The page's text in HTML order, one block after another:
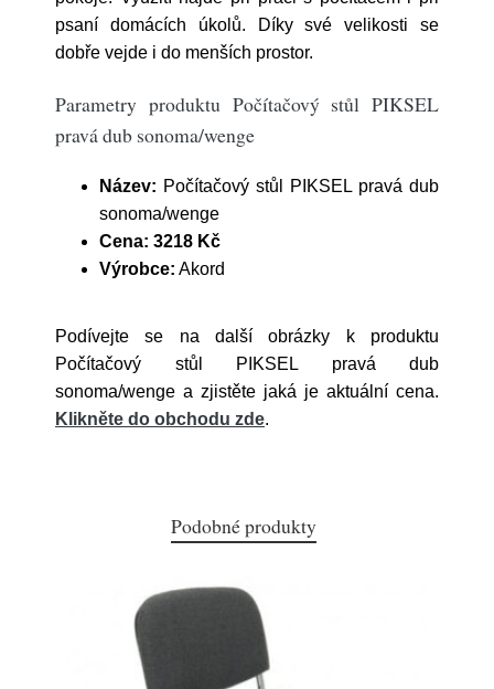
psaní domácích úkolů. Díky své velikosti se
dobře vejde i do menších prostor.
Parametry produktu Počítačový stůl PIKSEL
pravá dub sonoma/wenge
Název: Počítačový stůl PIKSEL pravá dub
sonoma/wenge
Cena: 3218 Kč
Výrobce: Akord
Podívejte se na další obrázky k produktu
Počítačový stůl PIKSEL pravá dub
sonoma/wenge a zjistěte jaká je aktuální cena.
Klikněte do obchodu zde.
Podobné produkty